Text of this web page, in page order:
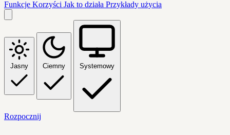
Funkcje Korzyści Jak to działa Przykłady użycia
Jasny Ciemny Systemowy
Rozpocznij